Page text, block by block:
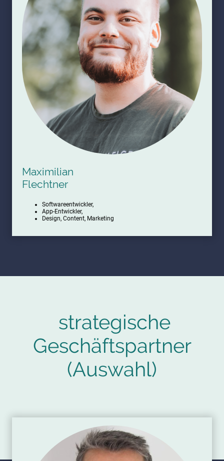
Maximilian
Flechtner
Softwareentwickler,
App-Entwickler,
Design, Content, Marketing
strategische
Geschäftspartner
(Auswahl)